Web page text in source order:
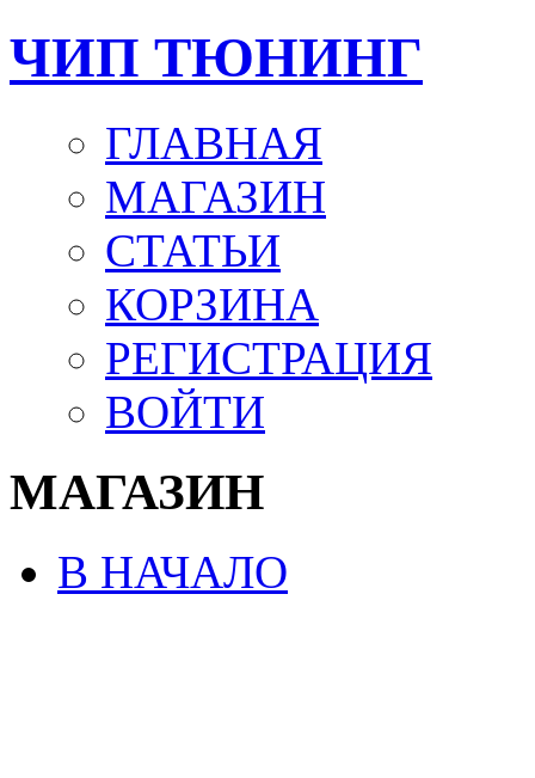
ЧИП ТЮНИНГ
ГЛАВНАЯ
МАГАЗИН
СТАТЬИ
КОРЗИНА
РЕГИСТРАЦИЯ
ВОЙТИ
МАГАЗИН
В НАЧАЛО